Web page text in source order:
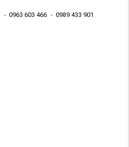
- 0963 603 466 - 0989 433 901